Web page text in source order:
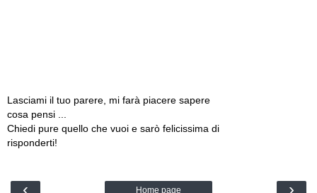
Lasciami il tuo parere, mi farà piacere sapere
cosa pensi ...
Chiedi pure quello che vuoi e sarò felicissima di
risponderti!
‹ ›
Home page